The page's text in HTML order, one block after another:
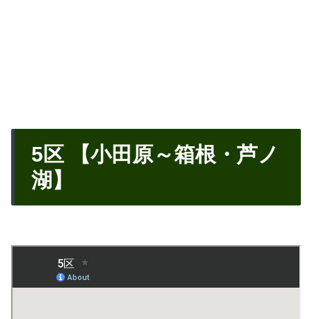
5区 【小田原～箱根・芦ノ
湖】